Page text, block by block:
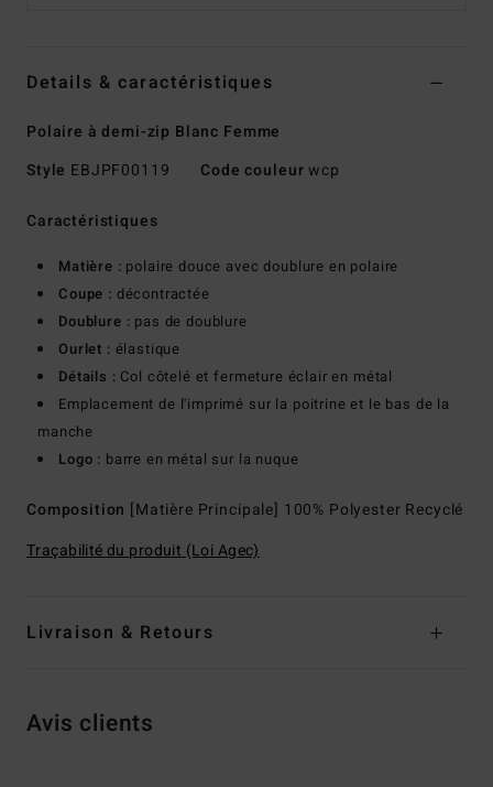
Details & caractéristiques
Polaire à demi-zip Blanc Femme
Style EBJPF00119 Code couleurwcp
Caractéristiques
Matière : polaire douce avec doublure en polaire
Coupe : décontractée
Doublure : pas de doublure
Ourlet : élastique
Détails : Col côtelé et fermeture éclair en métal
Emplacement de l'imprimé sur la poitrine et le bas de la
manche
Logo : barre en métal sur la nuque
Composition [Matière Principale] 100% Polyester Recyclé
Traçabilité du produit (Loi Agec)
Livraison & Retours
Avis clients